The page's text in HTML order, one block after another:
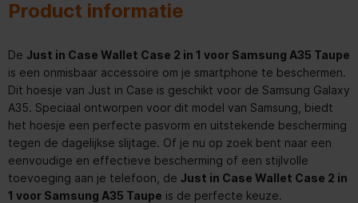
Product informatie
De Just in Case Wallet Case 2 in 1 voor Samsung A35 Taupe
is een onmisbaar accessoire om je smartphone te beschermen.
Dit hoesje van Just in Case is geschikt voor de Samsung Galaxy
A35. Speciaal ontworpen voor dit model van Samsung, biedt
het hoesje een perfecte pasvorm en uitstekende bescherming
tegen de dagelijkse slijtage. Of je nu op zoek bent naar een
eenvoudige en effectieve bescherming of een stijlvolle
toevoeging aan je telefoon, de Just in Case Wallet Case 2 in
1 voor Samsung A35 Taupe is de perfecte keuze.